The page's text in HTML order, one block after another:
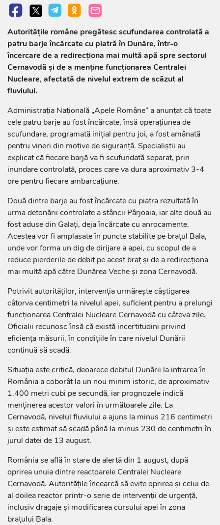
Autoritățile române pregătesc scufundarea controlată a
patru barje încărcate cu piatră în Dunăre, într-o
încercare de a redirecționa mai multă apă spre sectorul
Cernavodă și de a menține funcționarea Centralei
Nucleare, afectată de nivelul extrem de scăzut al
fluviului.
Administrația Națională „Apele Române” a anunțat că toate
cele patru barje au fost încărcate, însă operațiunea de
scufundare, programată inițial pentru joi, a fost amânată
pentru vineri din motive de siguranță. Specialiștii au
explicat că fiecare barjă va fi scufundată separat, prin
inundare controlată, proces care va dura aproximativ 3-4
ore pentru fiecare ambarcațiune.
Două dintre barje au fost încărcate cu piatra rezultată în
urma detonării controlate a stâncii Pârjoaia, iar alte două au
fost aduse din Galați, deja încărcate cu anrocamente.
Acestea vor fi amplasate în puncte stabilite pe brațul Bala,
unde vor forma un dig de dirijare a apei, cu scopul de a
reduce pierderile de debit pe acest braț și de a redirecționa
mai multă apă către Dunărea Veche și zona Cernavodă.
Potrivit autorităților, intervenția urmărește câștigarea
câtorva centimetri la nivelul apei, suficient pentru a prelungi
funcționarea Centralei Nucleare Cernavodă cu câteva zile.
Oficialii recunosc însă că există incertitudini privind
eficiența măsurii, în condițiile în care nivelul Dunării
continuă să scadă.
Situația este critică, deoarece debitul Dunării la intrarea în
România a coborât la un nou minim istoric, de aproximativ
1.400 metri cubi pe secundă, iar prognozele indică
menținerea acestor valori în următoarele zile. La
Cernavodă, nivelul fluviului a ajuns la minus 216 centimetri
și este estimat să scadă până la minus 230 de centimetri în
jurul datei de 13 august.
România se află în stare de alertă din 1 august, după
oprirea unuia dintre reactoarele Centralei Nucleare
Cernavodă. Autoritățile încearcă să evite oprirea și celui de-
al doilea reactor printr-o serie de intervenții de urgență,
inclusiv dragaje și modificarea cursului apei în zona
brațului Bala.